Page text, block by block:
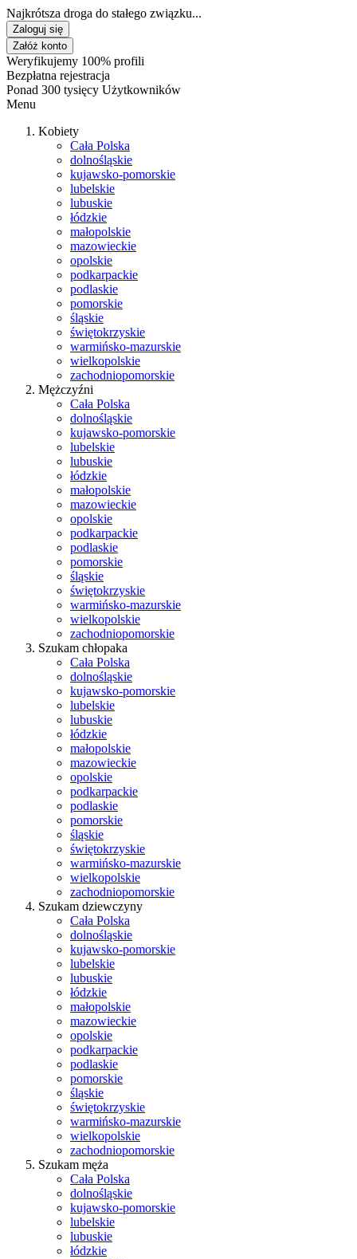
Najkrótsza droga do stałego związku...
Zaloguj się
Załóż konto
Weryfikujemy 100% profili
Bezpłatna rejestracja
Ponad 300 tysięcy Użytkowników
Menu
Kobiety
Cała Polska
dolnośląskie
kujawsko-pomorskie
lubelskie
lubuskie
łódzkie
małopolskie
mazowieckie
opolskie
podkarpackie
podlaskie
pomorskie
śląskie
świętokrzyskie
warmińsko-mazurskie
wielkopolskie
zachodniopomorskie
Mężczyźni
Cała Polska
dolnośląskie
kujawsko-pomorskie
lubelskie
lubuskie
łódzkie
małopolskie
mazowieckie
opolskie
podkarpackie
podlaskie
pomorskie
śląskie
świętokrzyskie
warmińsko-mazurskie
wielkopolskie
zachodniopomorskie
Szukam chłopaka
Cała Polska
dolnośląskie
kujawsko-pomorskie
lubelskie
lubuskie
łódzkie
małopolskie
mazowieckie
opolskie
podkarpackie
podlaskie
pomorskie
śląskie
świętokrzyskie
warmińsko-mazurskie
wielkopolskie
zachodniopomorskie
Szukam dziewczyny
Cała Polska
dolnośląskie
kujawsko-pomorskie
lubelskie
lubuskie
łódzkie
małopolskie
mazowieckie
opolskie
podkarpackie
podlaskie
pomorskie
śląskie
świętokrzyskie
warmińsko-mazurskie
wielkopolskie
zachodniopomorskie
Szukam męża
Cała Polska
dolnośląskie
kujawsko-pomorskie
lubelskie
lubuskie
łódzkie